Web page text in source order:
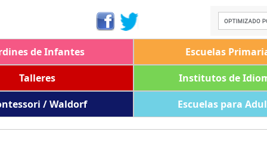
de Infantes Escuelas
Talleres
Institutos de
/ Waldorf
Escuelas para